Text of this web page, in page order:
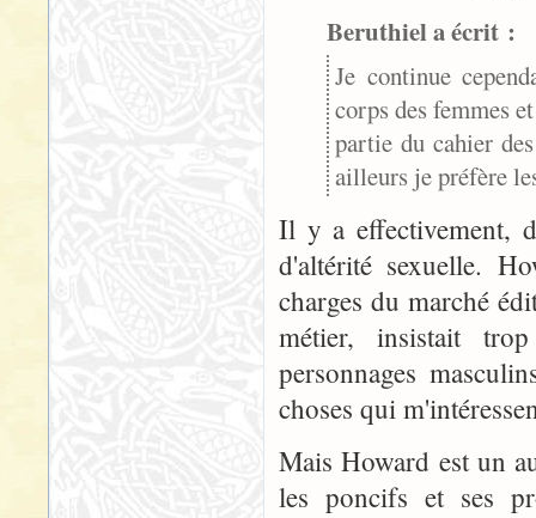
Beruthiel a écrit :
Je continue
corps des femmes
partie du cahier
ailleurs je préfère
Il y a effectivement,
d'altérité sexuelle.
charges du marché
métier, insistait
personnages
choses qui
Mais Howard est un
les poncifs et ses